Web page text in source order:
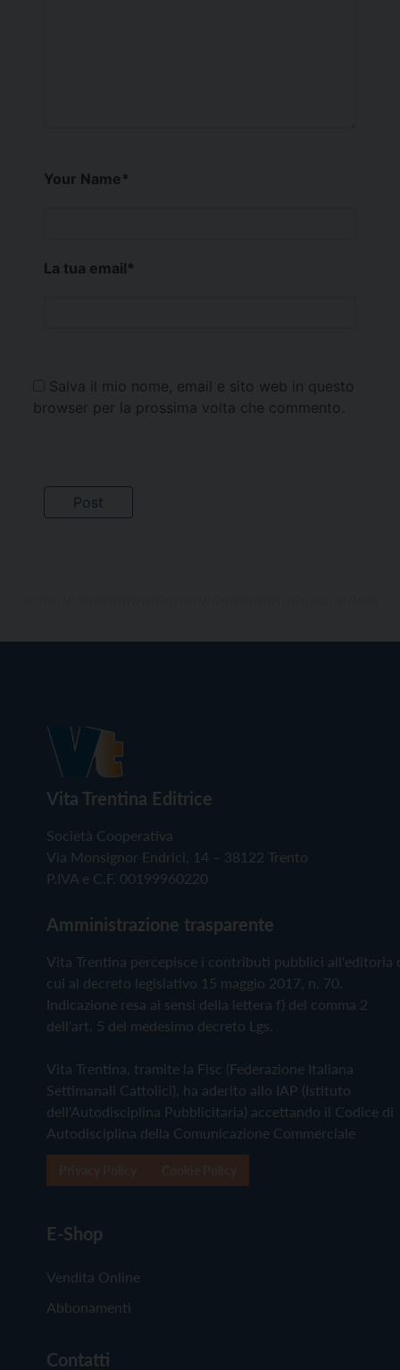
Your Name*
La tua email*
Salva il mio nome, email e sito web in questo
browser per la prossima volta che commento.
Vita Trentina Editrice
Società Cooperativa
Via Monsignor Endrici, 14 – 38122 Trento
P.IVA e C.F. 00199960220
Amministrazione trasparente
Vita Trentina percepisce i contributi pubblici all'editoria
cui al decreto legislativo 15 maggio 2017, n. 70.
Indicazione resa ai sensi della lettera f) del comma 2
dell'art. 5 del medesimo decreto Lgs.
Vita Trentina, tramite la Fisc (Federazione Italiana
Settimanali Cattolici), ha aderito allo IAP (Istituto
dell'Autodisciplina Pubblicitaria) accettando il Codice di
Autodisciplina della Comunicazione Commerciale
E-Shop
Vendita Online
Abbonamenti
Contatti